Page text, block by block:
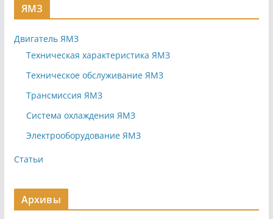
ЯМЗ
Двигатель ЯМЗ
Техническая характеристика ЯМЗ
Техническое обслуживание ЯМЗ
Трансмиссия ЯМЗ
Система охлаждения ЯМЗ
Электрооборудование ЯМЗ
Статьи
Архивы